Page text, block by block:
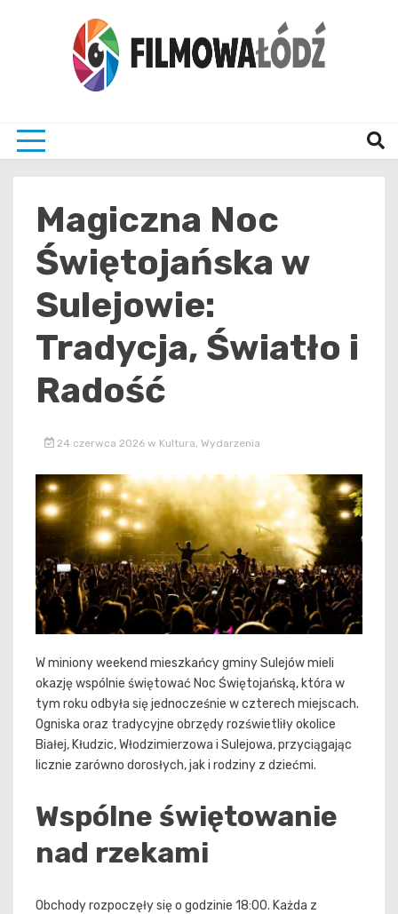
Magiczna Noc
Świętojańska w
Sulejowie:
Tradycja, Światło i
Radość
24 czerwca 2026 w Kultura Wydarzenia
W miniony weekend mieszkańcy gminy Sulejów mieli
okazję wspólnie świętować Noc Świętojańską, która w
tym roku odbyła się jednocześnie w czterech miejscach.
Ogniska oraz tradycyjne obrzędy rozświetliły okolice
Białej, Kłudzic, Włodzimierzowa i Sulejowa, przyciągając
licznie zarówno dorosłych, jak i rodziny z dziećmi.
Wspólne świętowanie
nad rzekami
Obchody rozpoczęły się o godzinie 18:00. Każda z